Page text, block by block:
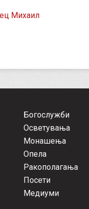
Михаил
Богослужби
Осветувања
Монашења
Опела
Ракополагања
Посети
Медиуми